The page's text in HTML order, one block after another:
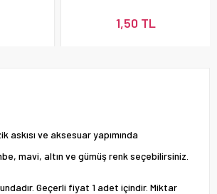
1,50 TL
askısı ve aksesuar yapımında
mavi, altın ve gümüş renk seçebilirsiniz.
Geçerli fiyat 1 adet içindir. Miktar